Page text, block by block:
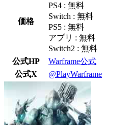
価格
PS4 : 無料
Switch : 無料
PS5 : 無料
アプリ : 無料
Switch2 : 無料
公式HP
Warframe公式
公式X
@PlayWarframe